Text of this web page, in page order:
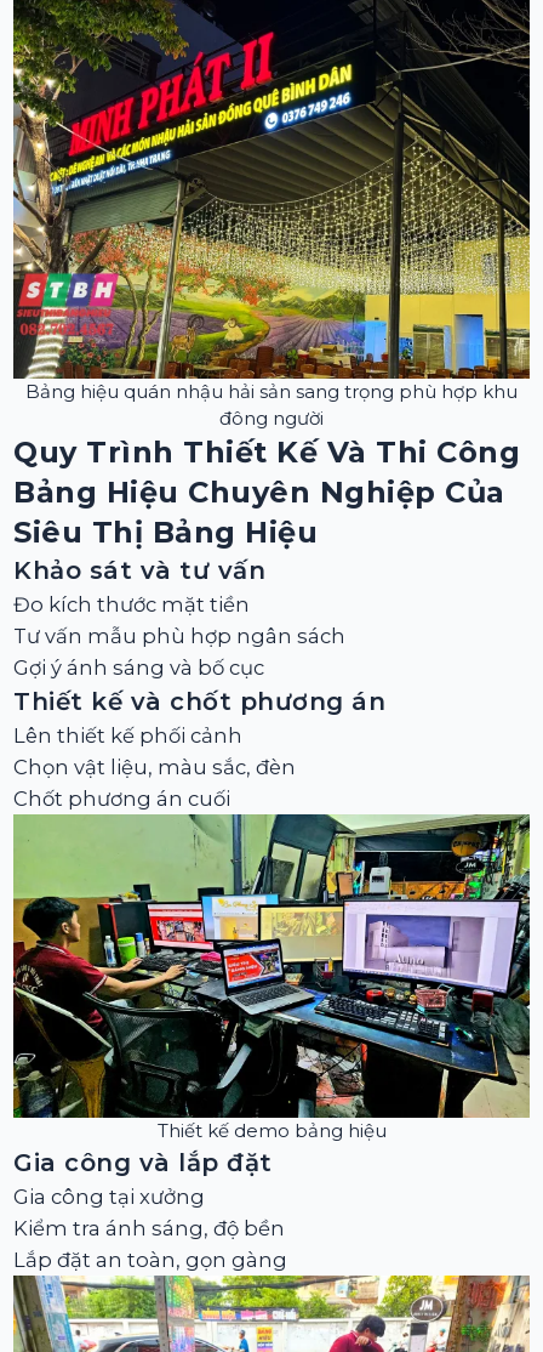
Bảng hiệu quán nhậu hải sản sang trọng phù hợp khu
đông người
Quy Trình Thiết Kế Và Thi Công
Bảng Hiệu Chuyên Nghiệp Của
Siêu Thị Bảng Hiệu
Khảo sát và tư vấn
Đo kích thước mặt tiền
Tư vấn mẫu phù hợp ngân sách
Gợi ý ánh sáng và bố cục
Thiết kế và chốt phương án
Lên thiết kế phối cảnh
Chọn vật liệu, màu sắc, đèn
Chốt phương án cuối
Thiết kế demo bảng hiệu
Gia công và lắp đặt
Gia công tại xưởng
Kiểm tra ánh sáng, độ bền
Lắp đặt an toàn, gọn gàng